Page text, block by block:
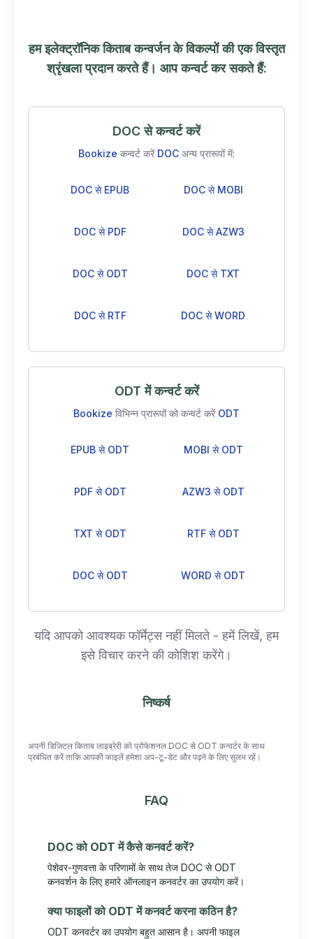
हम इलेक्ट्रॉनिक किताब कन्वर्जन के विकल्पों की एक विस्तृत
श्रृंखला प्रदान करते हैं। आप कन्वर्ट कर सकते हैं:
DOC से कन्वर्ट करें
Bookize कन्वर्ट करें DOC अन्य प्रारूपों में:
DOC से EPUB DOC से MOBI
DOC से PDF DOC से AZW3
DOC से ODT DOC से TXT
DOC से RTF DOC से WORD
ODT में कन्वर्ट करें
Bookize विभिन्न प्रारूपों को कन्वर्ट करें ODT
EPUB से ODT MOBI से ODT
PDF से ODT AZW3 से ODT
TXT से ODT RTF से ODT
DOC से ODT WORD से ODT
यदि आपको आवश्यक फॉर्मेट्स नहीं मिलते - हमें लिखें, हम
इसे विचार करने की कोशिश करेंगे।
निष्कर्ष
अपनी डिजिटल किताब लाइब्रेरी को प्रोफेशनल DOC से ODT कन्वर्टर के साथ
प्रबंधित करें ताकि आपकी फाइलें हमेशा अप-टू-डेट और पढ़ने के लिए सुलभ रहें।
FAQ
DOC को ODT में कैसे कनवर्ट करें?
पेशेवर-गुणवत्ता के परिणामों के साथ तेज DOC से ODT
कनवर्शन के लिए हमारे ऑनलाइन कनवर्टर का उपयोग करें।
क्या फाइलों को ODT में कनवर्ट करना कठिन है?
ODT कनवर्टर का उपयोग बहुत आसान है। अपनी फाइल